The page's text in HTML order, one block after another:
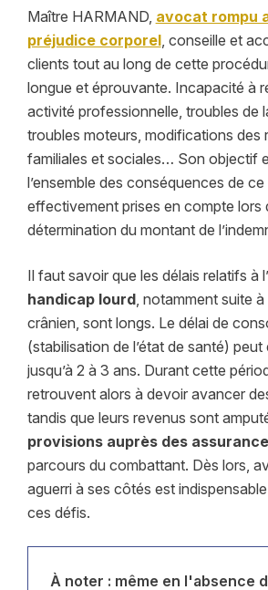
Maître HARMAND, avocat rompu
préjudice corporel, conseille et
clients tout au long de cette
longue et éprouvante. Incapacité à
activité professionnelle, troubles de
troubles moteurs, modifications des
familiales et sociales… Son objectif
l’ensemble des conséquences de
effectivement prises en compte lors
détermination du montant de
Il faut savoir que les délais relatifs à l’
handicap lourd, notamment suite
crânien, sont longs. Le délai de
(stabilisation de l’état de santé)
jusqu’à 2 à 3 ans. Durant cette
retrouvent alors à devoir avancer
tandis que leurs revenus sont
provisions auprès des
parcours du combattant. Dès lors,
aguerri à ses côtés est
ces défis.
À noter : même en l'absence